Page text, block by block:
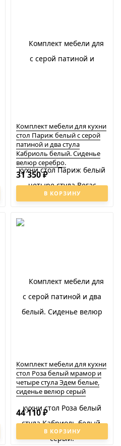
Комплект мебели для кухни
стол Париж белый с серой
патиной и два стула
Кабриоль белый. Сиденье
велюр серебро.
В КОРЗИНУ
31 350₽
Комплект мебели для кухни
стол Роза белый мрамор и
четыре стула Эдем белые,
сиденье велюр серый
В КОРЗИНУ
44 110₽